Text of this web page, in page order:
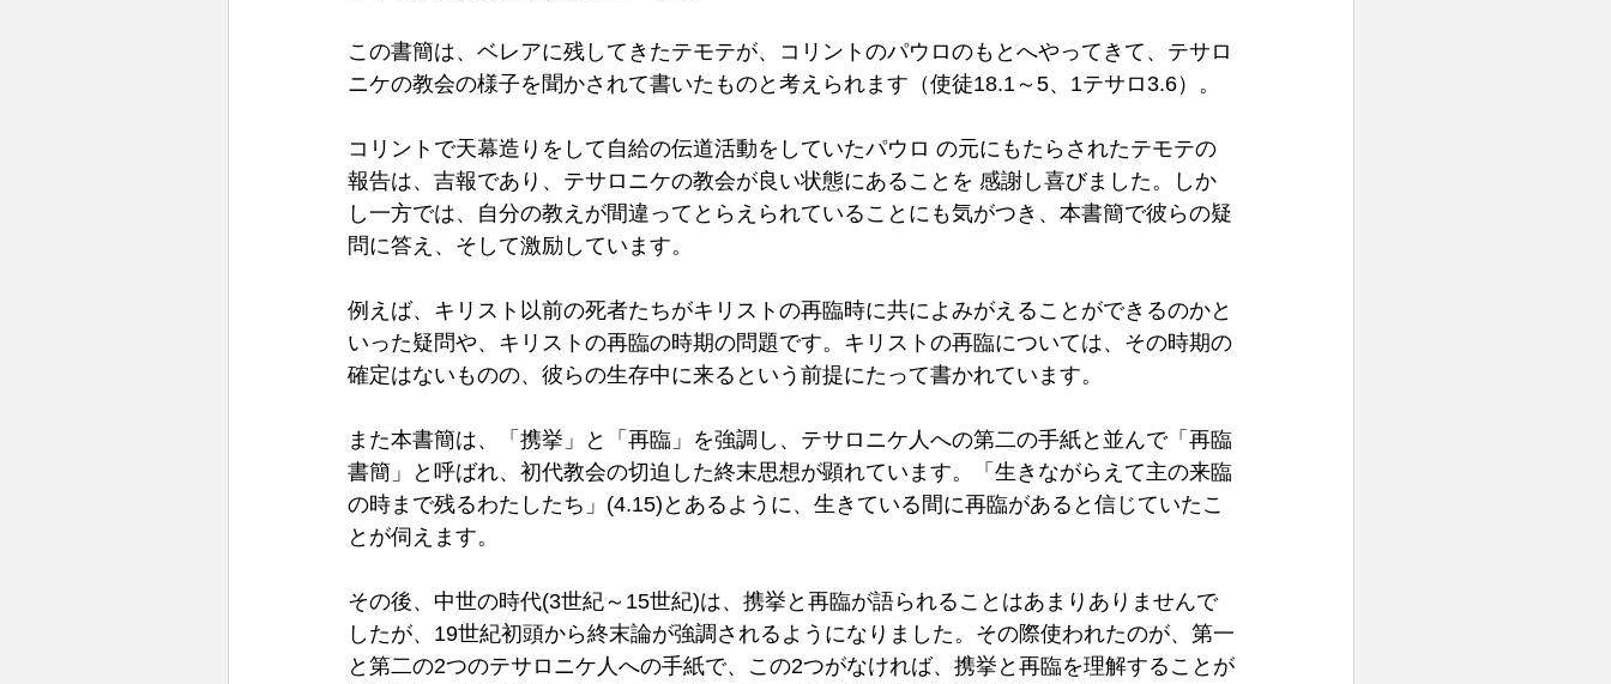
この書簡は、ベレアに残してきたテモテが、コリントのパウロのもとへやってきて、テサロ
ニケの教会の様子を聞かされて書いたものと考えられます（使徒18.1～5、1テサロ3.6）。
コリントで天幕造りをして自給の伝道活動をしていたパウロ の元にもたらされたテモテの
報告は、吉報であり、テサロニケの教会が良い状態にあることを 感謝し喜びました。しか
し一方では、自分の教えが間違ってとらえられていることにも気がつき、本書簡で彼らの疑
問に答え、そして激励しています。
例えば、キリスト以前の死者たちがキリストの再臨時に共によみがえることができるのかと
いった疑問や、キリストの再臨の時期の問題です。キリストの再臨については、その時期の
確定はないものの、彼らの生存中に来るという前提にたって書かれています。
また本書簡は、「携挙」と「再臨」を強調し、テサロニケ人への第二の手紙と並んで「再臨
書簡」と呼ばれ、初代教会の切迫した終末思想が顕れています。「生きながらえて主の来臨
の時まで残るわたしたち」(4.15)とあるように、生きている間に再臨があると信じていたこ
とが伺えます。
その後、中世の時代(3世紀～15世紀)は、携挙と再臨が語られることはあまりありませんで
したが、19世紀初頭から終末論が強調されるようになりました。その際使われたのが、第一
と第二の2つのテサロニケ人への手紙で、この2つがなければ、携挙と再臨を理解することが